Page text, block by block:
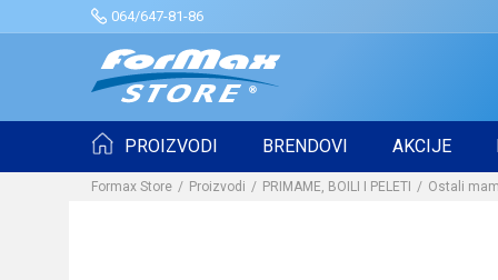
064/647-81-86
PROIZVODI BRENDOVI AKCIJE
Formax Store Proizvodi PRIMAME, BOILI I PELETI Ostali